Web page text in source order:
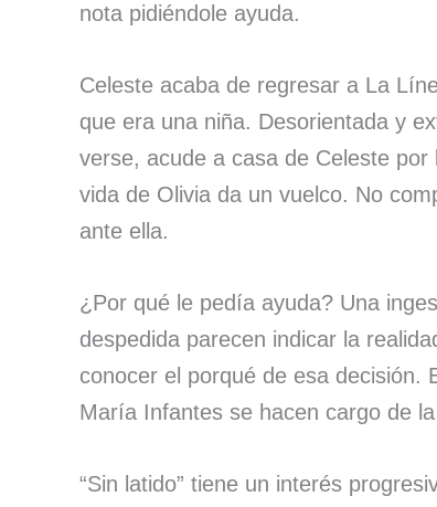
nota pidiéndole ayuda.
Celeste acaba de regresar a La
que era una niña. Desorientada y
verse, acude a casa de Celeste
vida de Olivia da un vuelco. No
ante ella.
¿Por qué le pedía ayuda? Una
despedida parecen indicar la
conocer el porqué de esa decisión.
María Infantes se hacen cargo de
“Sin latido” tiene un interés